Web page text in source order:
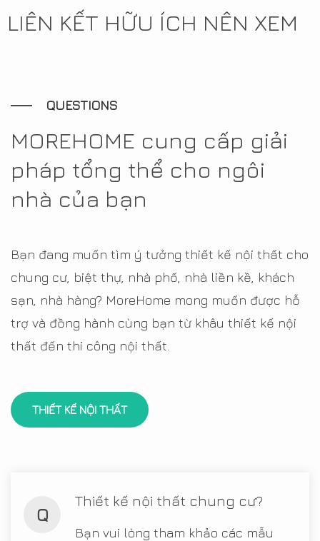
LIÊN KẾT HỮU ÍCH NÊN XEM
QUESTIONS
MOREHOME cung cấp giải
pháp tổng thể cho ngôi
nhà của bạn
Bạn đang muốn tìm ý tưởng thiết kế nội thất cho
chung cư, biệt thự, nhà phố, nhà liền kề, khách
sạn, nhà hàng? MoreHome mong muốn được hỗ
trợ và đồng hành cùng bạn từ khâu thiết kế nội
thất đến thi công nội thất.
THIẾT KẾ NỘI THẤT
Q
Thiết kế nội thất chung cư?
Bạn vui lòng tham khảo các mẫu